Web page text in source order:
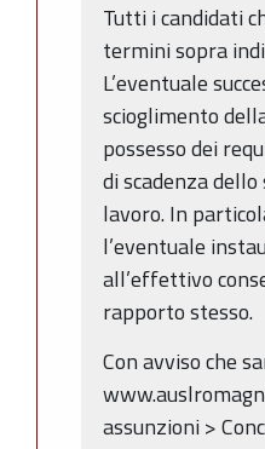
Tutti i candidati
termini sopra
L’eventuale
scioglimento
possesso dei
di scadenza
lavoro. In
l’eventuale
all’effettivo
rapporto stesso.
Con avviso che
assunzioni >